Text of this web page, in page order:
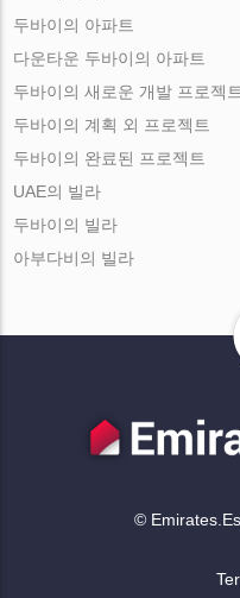
두바이의 아파트
다운타운 두바이의 아파트
두바이의 새로운 개발 프로젝
두바이의 계획 외 프로젝트
두바이의 완료된 프로젝트
UAE의 빌라
두바이의 빌라
아부다비의 빌라
©